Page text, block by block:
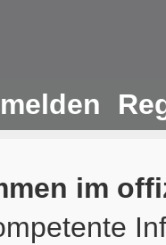
im